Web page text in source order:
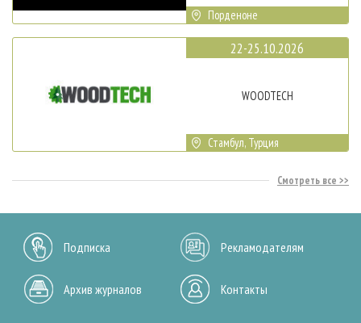
Порденоне
22-25.10.2026
WOODTECH
Стамбул, Турция
Смотреть все
Подписка Рекламодателям
Архив журналов Контакты